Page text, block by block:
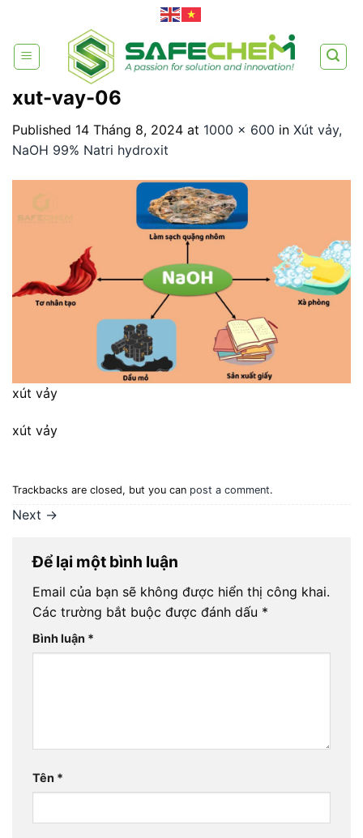
content
xut-vay-06
Published 14 Tháng 8, 2024 at 1000 × 600 in Xút vảy,
NaOH 99% Natri hydroxit
xút vảy
xút vảy
Trackbacks are closed, but you can post a comment.
Next →
Để lại một bình luận
Email của bạn sẽ không được hiển thị công khai.
Các trường bắt buộc được đánh dấu *
Bình luận *
Tên *